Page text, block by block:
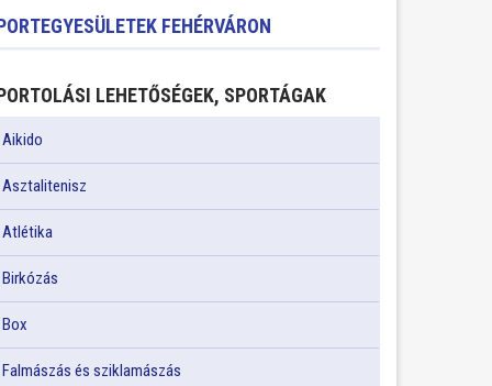
FEHÉRVÁRON
LEHETŐSÉGEK, SPORTÁGAK
Aikido
Asztalitenisz
Atlétika
Birkózás
Box
Falmászás és sziklamászás